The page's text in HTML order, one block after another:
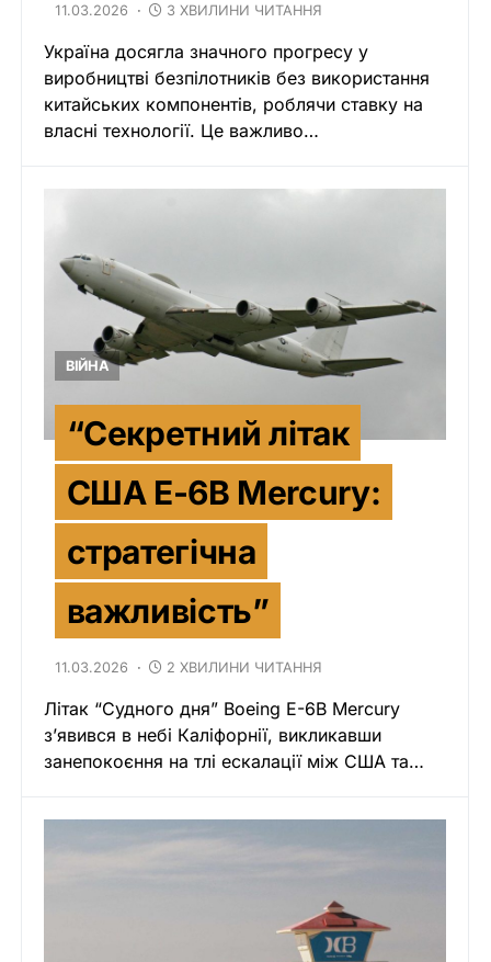
11.03.2026 3 ХВИЛИНИ ЧИТАННЯ
Україна досягла значного прогресу у
виробництві безпілотників без використання
китайських компонентів, роблячи ставку на
власні технології. Це важливо…
ВІЙНА
“Секретний літак
США E-6B Mercury:
стратегічна
важливість”
11.03.2026 2 ХВИЛИНИ ЧИТАННЯ
Літак “Судного дня” Boeing E-6B Mercury
з’явився в небі Каліфорнії, викликавши
занепокоєння на тлі ескалації між США та…